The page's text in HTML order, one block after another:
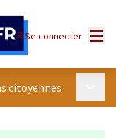
Se connecter
citoyennes